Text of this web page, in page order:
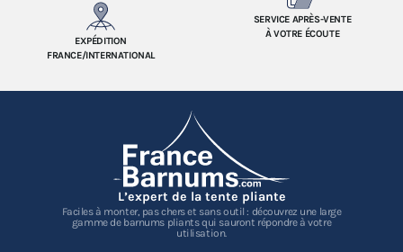
EXPÉDITION
FRANCE/INTERNATIONAL
SERVICE APRÈS-VENTE
À VOTRE ÉCOUTE
L’expert de la tente pliante
Faciles à monter, pas chers et sans outil : découvrez une large
gamme de barnums pliants qui sauront répondre à votre
utilisation.